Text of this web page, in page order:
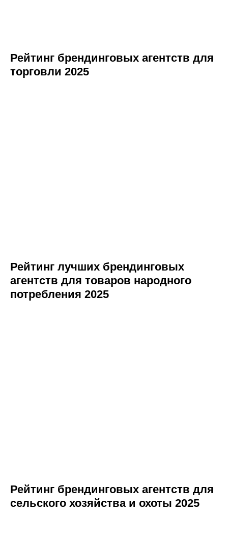
Рейтинг брендинговых агентств для
торговли 2025
Рейтинг лучших брендинговых
агентств для товаров народного
потребления 2025
Рейтинг брендинговых агентств для
сельского хозяйства и охоты 2025